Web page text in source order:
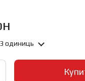
одиниць